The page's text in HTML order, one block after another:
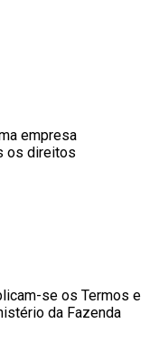
empresa
os direitos
se os Termos e
da Fazenda